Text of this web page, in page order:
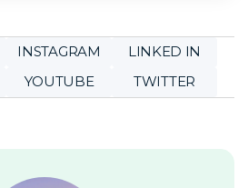
INSTAGRAM
LINKED IN
YOUTUBE TWITTER